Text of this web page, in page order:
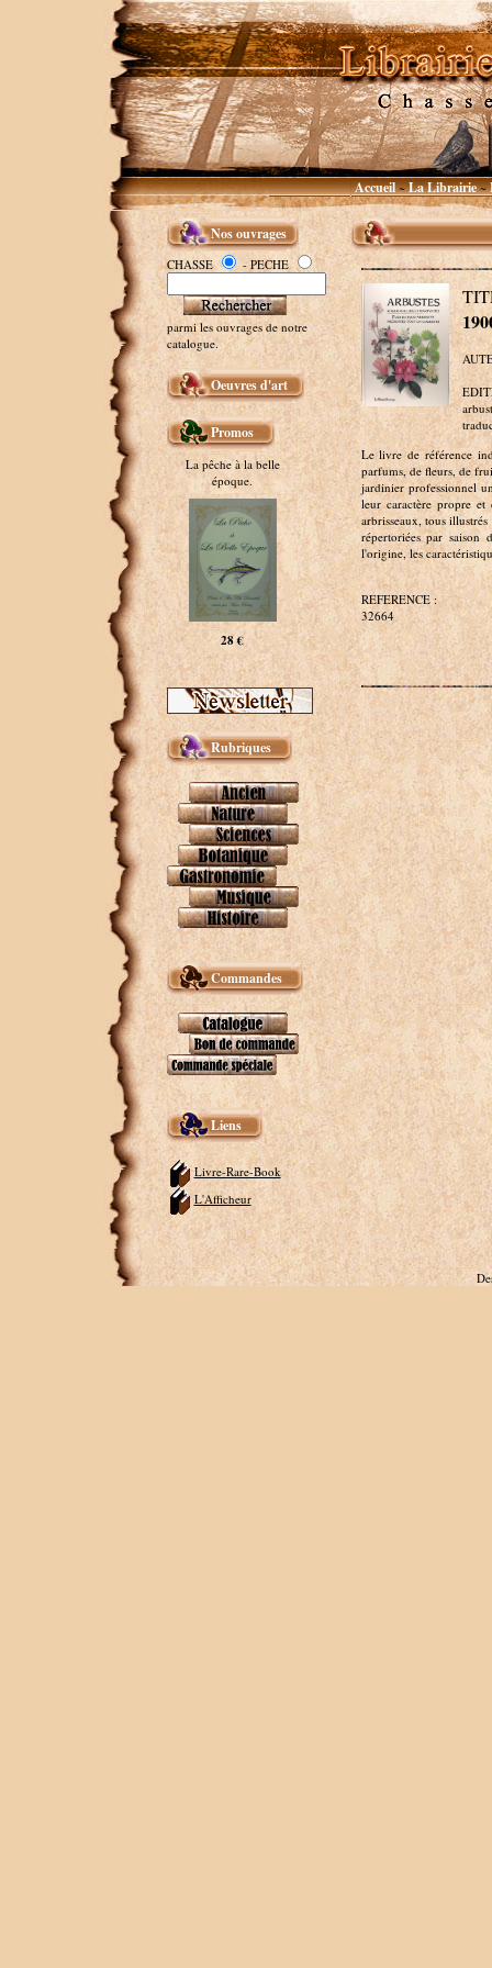
Accueil~La Librairie~
Nos ouvrages
CHASSE - PECHE
parmi les ouvrages de notre
catalogue.
Oeuvres d'art
Promos
La pêche à la belle
époque.
28 €
Rubriques
Commandes
Liens
Livre-Rare-Book
L'Afficheur
Le livre de référence
parfums, de fleurs, de
jardinier professionnel
leur caractère propre
arbrisseaux, tous
répertoriées par
l'origine, les
REFERENCE :
32664